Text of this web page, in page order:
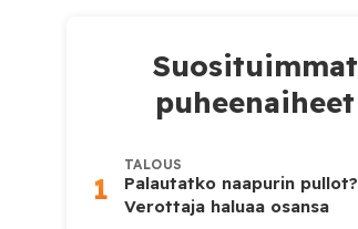
Suosituimmat
puheenaiheet
1
TALOUS
Palautatko naapurin pullot?
Verottaja haluaa osansa